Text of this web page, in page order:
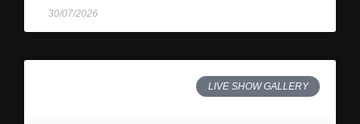
30/07/2026
LIVE SHOW GALLERY